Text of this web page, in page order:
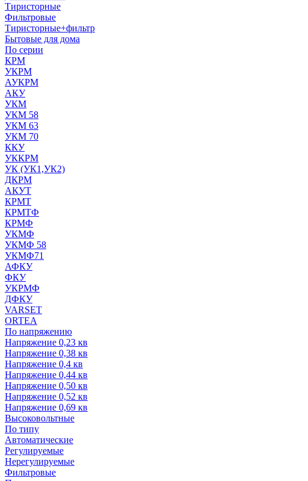
Тиристорные
Фильтровые
Тиристорные+фильтр
Бытовые для дома
По серии
КРМ
УКРМ
АУКРМ
АКУ
УКМ
УКМ 58
УКМ 63
УКМ 70
ККУ
УККРМ
УК (УК1,УК2)
ДКРМ
АКУТ
КРМТ
КРМТФ
КРМФ
УКМФ
УКМФ 58
УКМФ71
АФКУ
ФКУ
УКРМФ
ДФКУ
VARSET
ORTEA
По напряжению
Напряжение 0,23 кв
Напряжение 0,38 кв
Напряжение 0,4 кв
Напряжение 0,44 кв
Напряжение 0,50 кв
Напряжение 0,52 кв
Напряжение 0,69 кв
Высоковольтные
По типу
Автоматические
Регулируемые
Нерегулируемые
Фильтровые